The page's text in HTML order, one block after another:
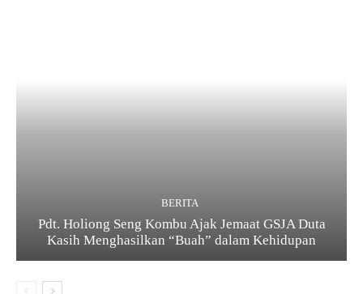
BERITA
Pdt. Holiong Seng Kombu Ajak Jemaat GSJA Duta
Kasih Menghasilkan “Buah” dalam Kehidupan